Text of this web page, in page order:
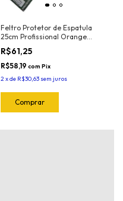
Feltro Protetor de Espatula
25cm Profissional Orange
(5und) 1025.O Joker
R$61,25
R$58,19 com Pix
2xde R$30,63 sem juros